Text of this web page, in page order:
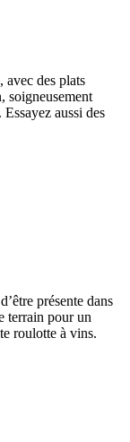
des plats
soigneusement
aussi des
présente dans
terrain pour un
roulotte à vins.